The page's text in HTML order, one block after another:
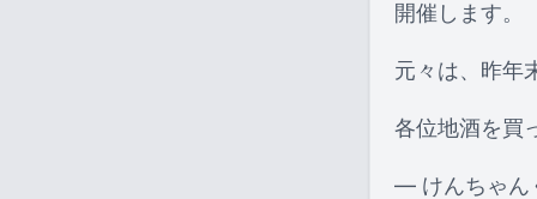
開催します。
元々は、昨年
各位地酒を買
— けんちゃん